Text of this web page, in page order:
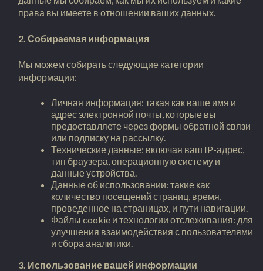
права вы имеете в отношении ваших данных.
2. Собираемая информация
Мы можем собирать следующие категории
информации:
Личная информация: такая как ваше имя и
адрес электронной почты, которые вы
предоставляете через формы обратной связи
или подписку на рассылку.
Технические данные: включая ваш IP-адрес,
тип браузера, операционную систему и
данные устройства.
Данные об использовании: такие как
количество посещений страниц, время,
проведенное на страницах, и пути навигации.
Файлы cookie и технологии отслеживания: для
улучшения взаимодействия с пользователями
и сбора аналитики.
3. Использование вашей информации